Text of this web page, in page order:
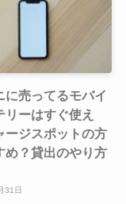
に売ってるモバイ
リーはすぐ使え
ージスポットの方
め？貸出のやり方
31日